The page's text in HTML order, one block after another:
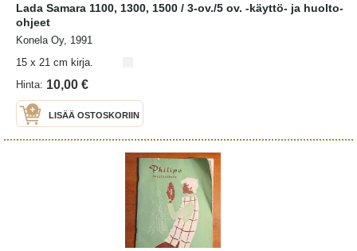
Lada Samara 1100, 1300, 1500 / 3-ov./5 ov. -käyttö- ja huolto-
ohjeet
Konela Oy, 1991
15 x 21 cm kirja.
Hinta: 10,00 €
LISÄÄ OSTOSKORIIN